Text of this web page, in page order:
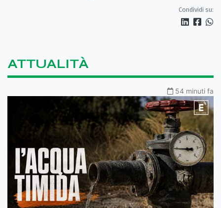
Condividi su:
ATTUALITÀ
54 minuti fa